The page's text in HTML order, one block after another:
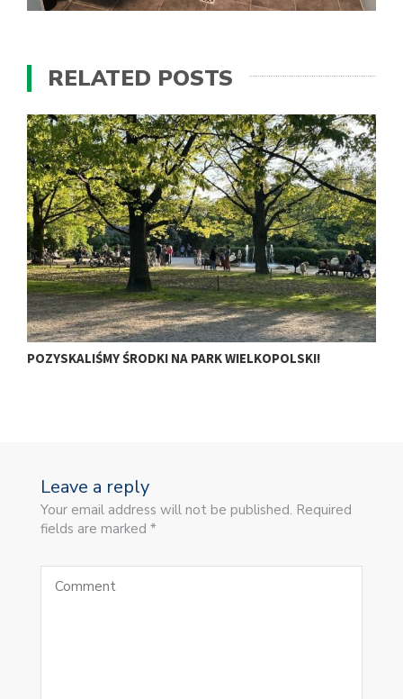
RELATED POSTS
POZYSKALIŚMY ŚRODKI NA PARK WIELKOPOLSKI!
Leave a reply
Your email address will not be published. Required
fields are marked *